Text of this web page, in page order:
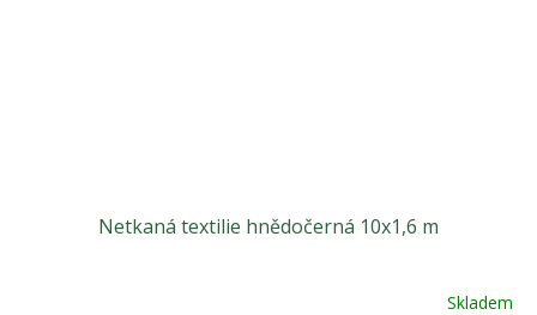
Netkaná textilie hnědočerná 10x1,6 m
Skladem